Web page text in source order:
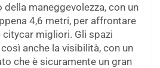
maneggevolezza, con un
4,6 metri, per affrontare
migliori. Gli spazi
anche la visibilità, con un
che è sicuramente un gran